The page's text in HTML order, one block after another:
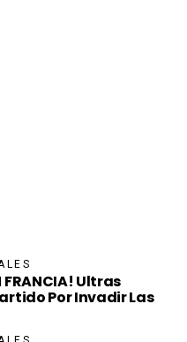
FRANCIA! Ultras
Por Invadir Las